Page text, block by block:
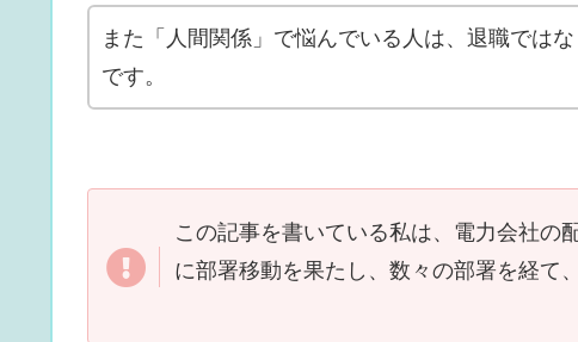
また「人間関係」で悩んでいる人は、退職では
です。
この記事を書いている私は、電力会社の
に部署移動を果たし、数々の部署を経て